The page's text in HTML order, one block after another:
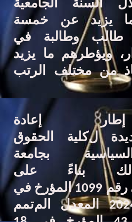
السنة الجامعية
يزيد عن
خمسة
وطالبة في
، ويؤطرهم ما يزيد
من مختلف الرتب
إعادة
لكلية الحقوق
بجامعة
بناء على
رقم 1099 المؤرخ في
المعدل المتمم